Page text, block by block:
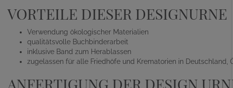
VORTEILE DIESER DESIGNURNE
Verwendung ökologischer Materialien
qualitätsvolle Buchbinderarbeit
inklusive Band zum Herablassen
zugelassen für alle Friedhöfe und Krematorien in Deutschland,
ANFERTIGUNG DER DESIGN URNE